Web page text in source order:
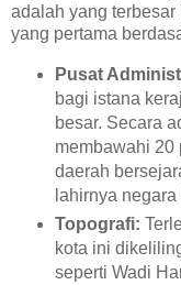
adalah yang
yang pertama
Pusat
bagi istana
besar. Secara
membawahi 20
daerah
lahirnya
Topografi:
kota ini
seperti Wadi